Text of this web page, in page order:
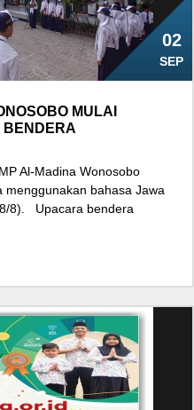
02
SEP
MULAI
Al-Madina Wonosobo
menggunakan bahasa Jawa
8). Upacara bendera